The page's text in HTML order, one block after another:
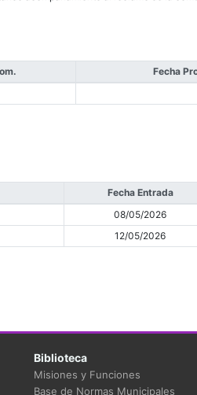
Fecha
Fecha Entrada
08/05/2026
12/05/2026
Biblioteca
Misiones y Funciones
Base de Normas Municipales